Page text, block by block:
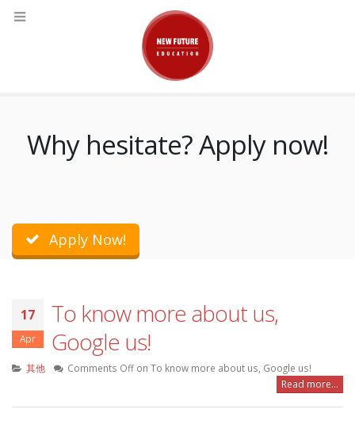
Why hesitate? Apply now!
Apply Now!
17
Apr
To know more about us,
Google us!
其他 Comments Offon To know more about us, Google us!
Read more...